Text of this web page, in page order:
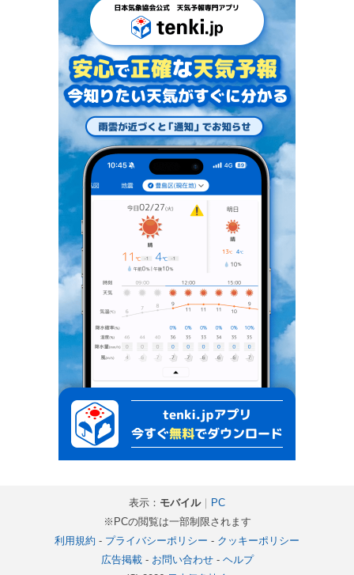
表示： モバイル｜
PC
※PCの閲覧は一部制限されます
利用規約 - プライバシーポリシー - クッキーポリシー
広告掲載- お問い合わせ- ヘルプ